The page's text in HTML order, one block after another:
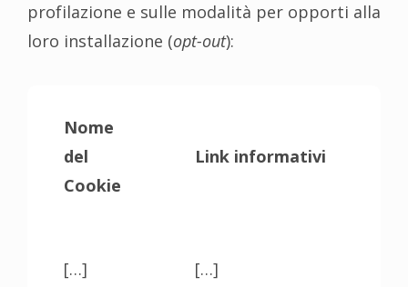
profilazione e sulle modalità per opporti alla
loro installazione (opt-out):
Nome
del
Cookie
Link informativi
[…] […]